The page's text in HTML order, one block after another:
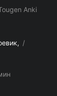
Anki
/